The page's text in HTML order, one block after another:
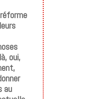
oui,
au